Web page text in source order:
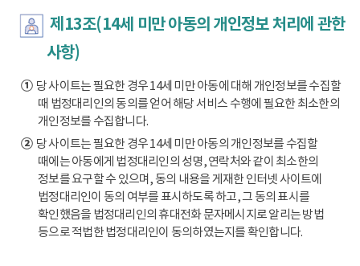
제13조(14세 미만 아동의 개인정보 처리에 관한
사항)
①당 사이트는 필요한 경우 14세 미만 아동에 대해 개인정보를 수집할
때 법정대리인의 동의를 얻어 해당 서비스 수행에 필요한 최소한의
개인정보를 수집합니다.
②당 사이트는 필요한 경우 14세 미만 아동의 개인정보를 수집할
때에는 아동에게 법정대리인의 성명, 연락처와 같이 최소한의
정보를 요구할 수 있으며, 동의 내용을 게재한 인터넷 사이트에
법정대리인이 동의 여부를 표시하도록 하고, 그 동의 표시를
확인했음을 법정대리인의 휴대전화 문자메시지로 알리는 방법
등으로 적법한 법정대리인이 동의하였는지를 확인합니다.